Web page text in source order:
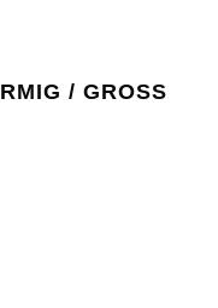
/ GROSS